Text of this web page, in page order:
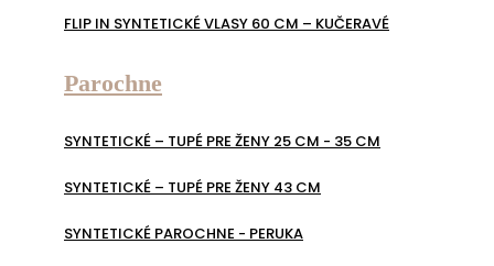
FLIP IN SYNTETICKÉ VLASY 60 CM – KUČERAVÉ
Parochne
SYNTETICKÉ – TUPÉ PRE ŽENY 25 CM - 35 CM
SYNTETICKÉ – TUPÉ PRE ŽENY 43 CM
SYNTETICKÉ PAROCHNE - PERUKA